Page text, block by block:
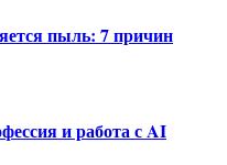
пыль: 7 причин
и работа с AI